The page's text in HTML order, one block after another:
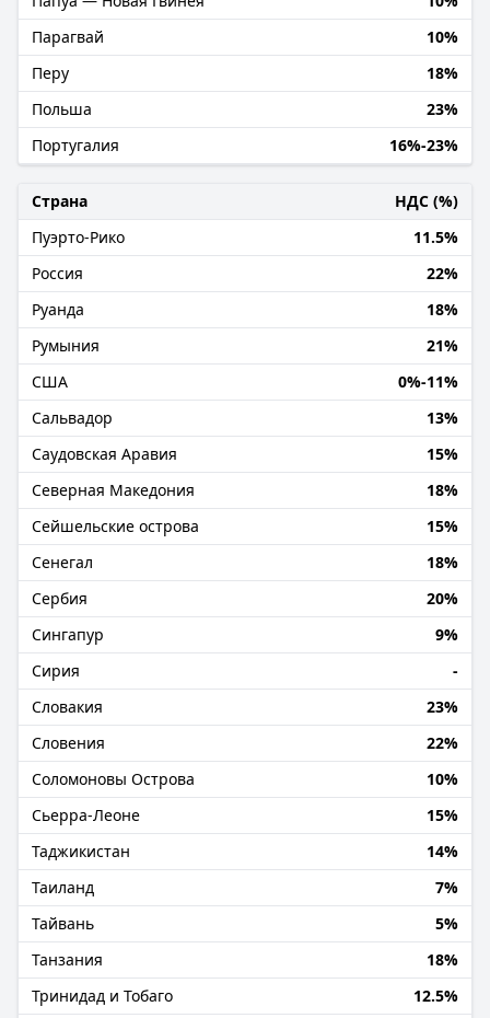
Парагвай
10%
Перу
18%
Польша
23%
Португалия
16%-23%
Страна
НДС (%)
Пуэрто-Рико
11.5%
Россия
22%
Руанда
18%
Румыния
21%
США
0%-11%
Сальвадор
13%
Саудовская Аравия
15%
Северная Македония
18%
Сейшельские острова
15%
Сенегал
18%
Сербия
20%
Сингапур
9%
Сирия
-
Словакия
23%
Словения
22%
Соломоновы Острова
10%
Сьерра-Леоне
15%
Таджикистан
14%
Таиланд
7%
Тайвань
5%
Танзания
18%
Тринидад и Тобаго
12.5%